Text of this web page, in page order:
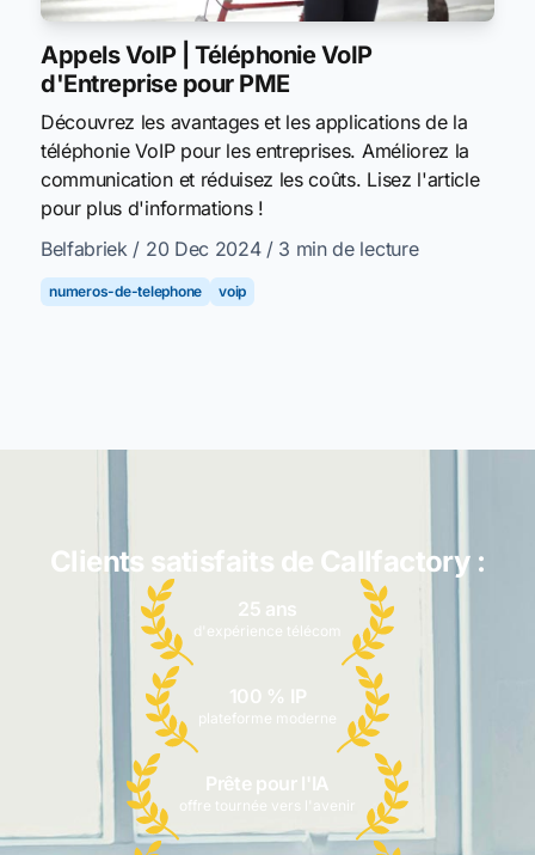
Appels VoIP | Téléphonie VoIP
d'Entreprise pour PME
Découvrez les avantages et les applications de la
téléphonie VoIP pour les entreprises. Améliorez la
communication et réduisez les coûts. Lisez l'article
pour plus d'informations !
Belfabriek / 20 Dec 2024 / 3 min de lecture
numeros-de-telephone voip
Clients satisfaits de Callfactory :
25 ans
d'expérience télécom
100 % IP
plateforme moderne
Prête pour l'IA
offre tournée vers l'avenir